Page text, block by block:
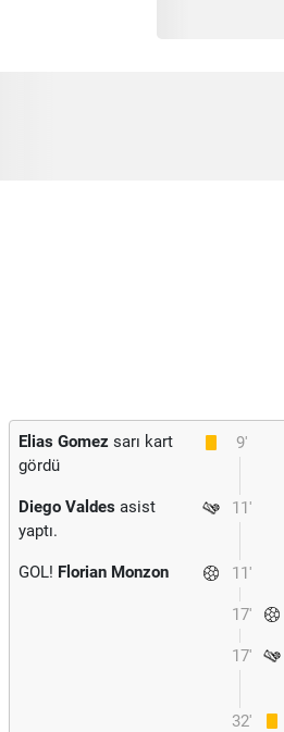
9'
Elias Gomez sarı kart
gördü
11'
Diego Valdes asist
yaptı.
11'
GOL! Florian Monzon
17'
17'
32'